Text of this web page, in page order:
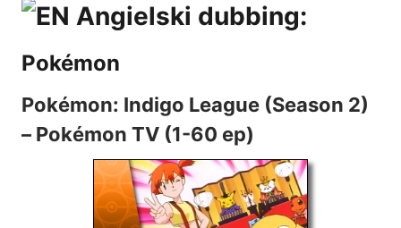
Angielski dubbing:
Pokémon
Pokémon: Indigo League (Season 2)
– Pokémon TV (1-60 ep)